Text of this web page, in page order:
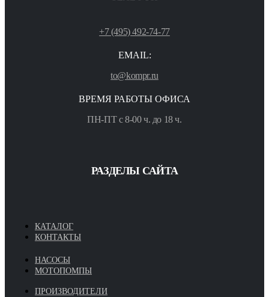
+7 (495) 492-74-77
EMAIL:
to@kompr.ru
ВРЕМЯ РАБОТЫ ОФИСА
ПН-ПТ с 8-00 ч. до 18 ч.
РАЗДЕЛЫ САЙТА
КАТАЛОГ
КОНТАКТЫ
НАСОСЫ
МОТОПОМПЫ
ПРОИЗВОДИТЕЛИ